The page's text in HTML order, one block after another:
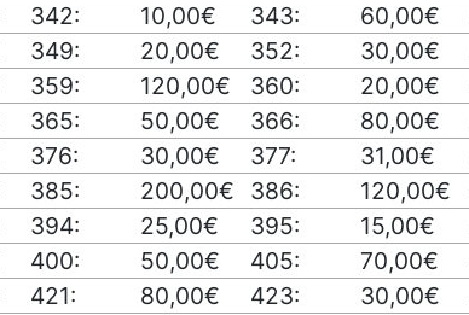
342: 10,00€ 343: 60,00€
349: 20,00€ 352: 30,00€
359: 120,00€ 360: 20,00€
365: 50,00€ 366: 80,00€
376: 30,00€ 377: 31,00€
385: 200,00€ 386: 120,00€
394: 25,00€ 395: 15,00€
400: 50,00€ 405: 70,00€
421: 80,00€ 423: 30,00€